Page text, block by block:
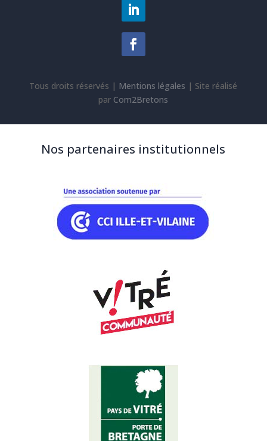
Tous droits réservés | Mentions légales | Site réalisé
par Com2Bretons
Nos partenaires institutionnels